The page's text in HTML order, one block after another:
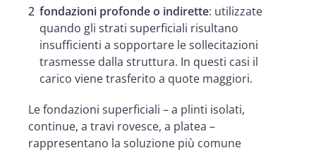
fondazioni profonde o indirette: utilizzate
quando gli strati superficiali risultano
insufficienti a sopportare le sollecitazioni
trasmesse dalla struttura. In questi casi il
carico viene trasferito a quote maggiori.
Le fondazioni superficiali – a plinti isolati,
continue, a travi rovesce, a platea –
rappresentano la soluzione più comune